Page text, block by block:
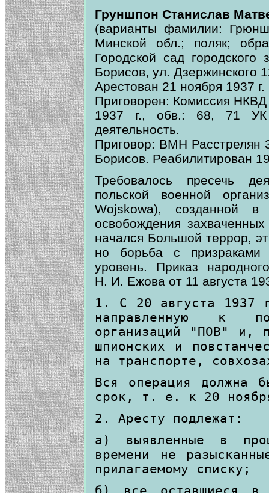
Груншпон Станислав
(варианты фамилии:
Минской обл.; поляк;
Городской сад
Борисов, ул. Дзержинского
Арестован 21 ноября 1937 г.
Приговорен: Комиссия
1937 г., обв.: 68, 71
деятельность.
Приговор: ВМН Расстрелян
Борисов. Реабилитирован
Требовалось пресечь
польской военной
Wojskowa),
освобождения
начался Большой террор,
но борьба с
уровень. Приказ
Н. И. Ежова от 11 августа
1. С 20 августа 1937
направленную к
организаций "ПОВ" и,
шпионских и
на транспорте,
Вся операция должна
срок, т. е. к 20
2. Аресту подлежат:
а) выявленные в
времени не
прилагаемому списку;